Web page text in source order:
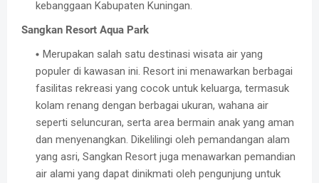
kebanggaan Kabupaten Kuningan.
Sangkan Resort Aqua Park
Merupakan salah satu destinasi wisata air yang
populer di kawasan ini. Resort ini menawarkan berbagai
fasilitas rekreasi yang cocok untuk keluarga, termasuk
kolam renang dengan berbagai ukuran, wahana air
seperti seluncuran, serta area bermain anak yang aman
dan menyenangkan. Dikelilingi oleh pemandangan alam
yang asri, Sangkan Resort juga menawarkan pemandian
air alami yang dapat dinikmati oleh pengunjung untuk